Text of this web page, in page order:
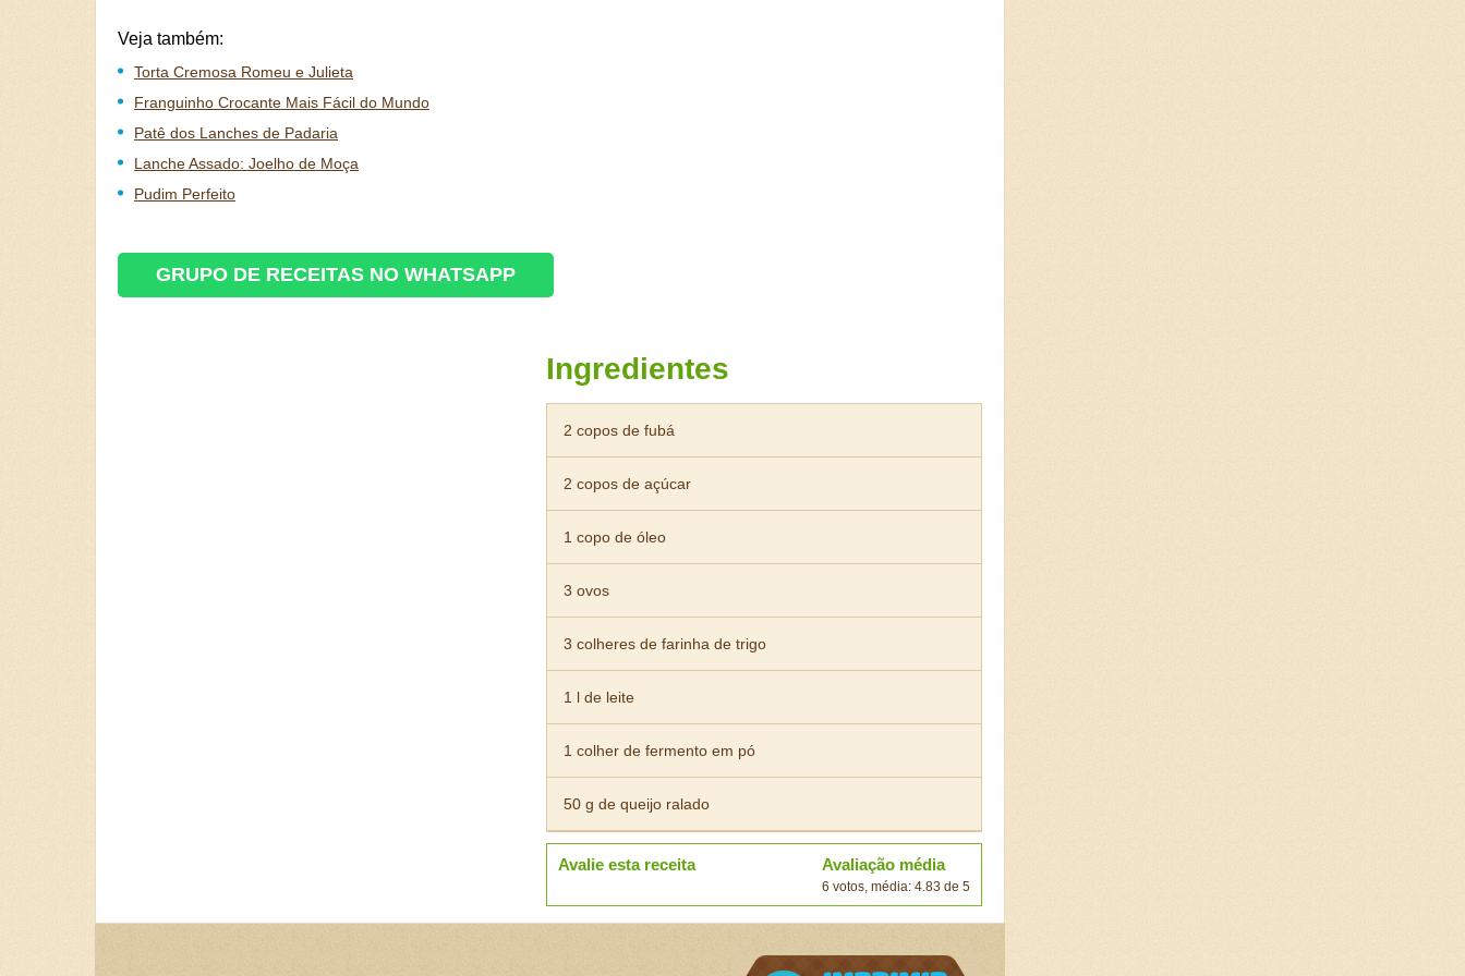
Veja também:
Torta Cremosa Romeu e Julieta
Franguinho Crocante Mais Fácil do Mundo
Patê dos Lanches de Padaria
Lanche Assado: Joelho de Moça
Pudim Perfeito
GRUPO DE RECEITAS NO WHATSAPP
Ingredientes
2 copos de fubá
2 copos de açúcar
1 copo de óleo
3 ovos
3 colheres de farinha de trigo
1 l de leite
1 colher de fermento em pó
50 g de queijo ralado
Avalie esta receita Avaliação média
6 votos, média: 4.83 de 5